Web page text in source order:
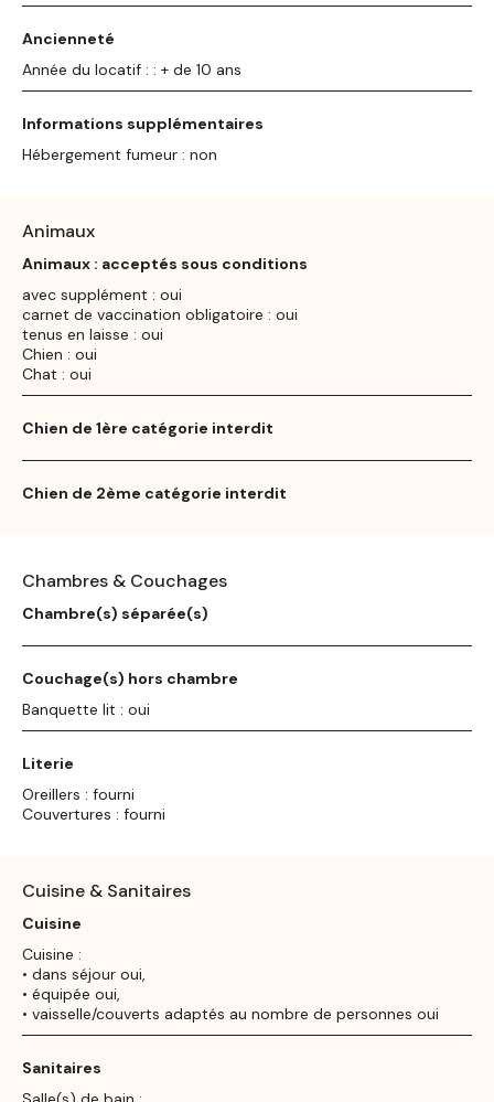
Ancienneté
Année du locatif : : + de 10 ans
Informations supplémentaires
Hébergement fumeur : non
Animaux
Animaux : acceptés sous conditions
avec supplément : oui
carnet de vaccination obligatoire : oui
tenus en laisse : oui
Chien : oui
Chat : oui
Chien de 1ère catégorie interdit
Chien de 2ème catégorie interdit
Chambres & Couchages
Chambre(s) séparée(s)
Couchage(s) hors chambre
Banquette lit : oui
Literie
Oreillers : fourni
Couvertures : fourni
Cuisine & Sanitaires
Cuisine
Cuisine :
• dans séjour oui,
• équipée oui,
• vaisselle/couverts adaptés au nombre de personnes oui
Sanitaires